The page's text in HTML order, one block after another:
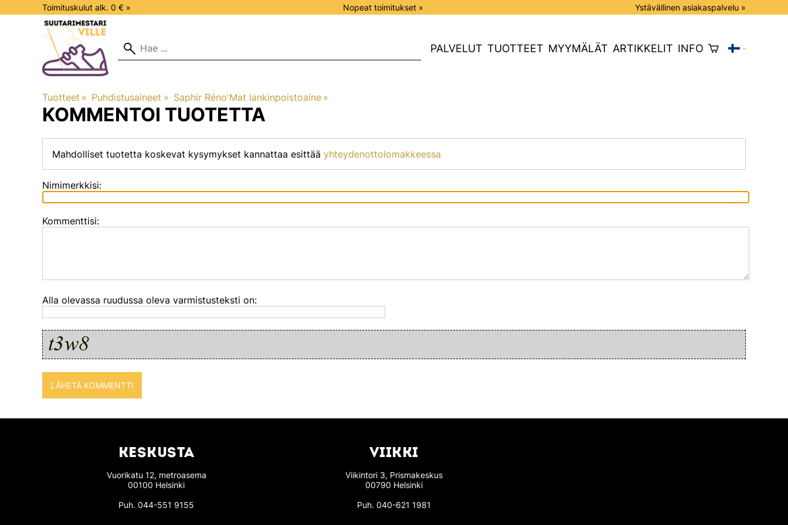
Toimituskulut alk. 0 € » Nopeat toimitukset » Ystävällinen asiakaspalvelu »
PALVELUT TUOTTEET MYYMÄLÄT ARTIKKELIT INFO
Tuotteet ‪» Puhdistusaineet ‪» Saphir Réno'Mat lankinpoistoaine ‪»
KOMMENTOI TUOTETTA
Mahdolliset tuotetta koskevat kysymykset kannattaa esittää yhteydenottolomakkeessa
Nimimerkkisi:
Kommenttisi:
Alla olevassa ruudussa oleva varmistusteksti on:
KESKUSTA
Vuorikatu 12, metroasema
00100 Helsinki
Puh.044-551 9155
VIIKKI
Viikintori 3, Prismakeskus
00790 Helsinki
Puh. 040-621 1981